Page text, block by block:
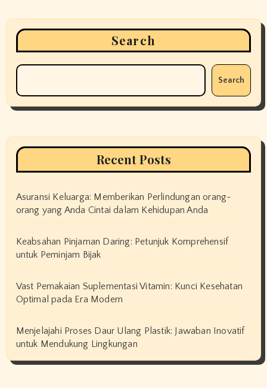
Search
Search
Recent Posts
Asuransi Keluarga: Memberikan Perlindungan orang-
orang yang Anda Cintai dalam Kehidupan Anda
Keabsahan Pinjaman Daring: Petunjuk Komprehensif
untuk Peminjam Bijak
Vast Pemakaian Suplementasi Vitamin: Kunci Kesehatan
Optimal pada Era Modern
Menjelajahi Proses Daur Ulang Plastik: Jawaban Inovatif
untuk Mendukung Lingkungan